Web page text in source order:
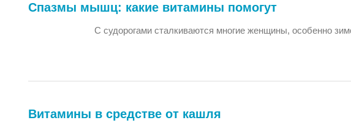
Спазмы мышц: какие витамины помогут
С судорогами сталкиваются многие женщины, особенно
Витамины в средстве от кашля